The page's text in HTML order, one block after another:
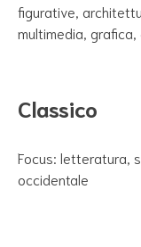
figurative,
multimedia, grafica,
Classico
Focus: letteratura,
occidentale